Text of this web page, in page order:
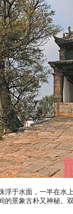
于水面，一半在
景象古朴又神秘。